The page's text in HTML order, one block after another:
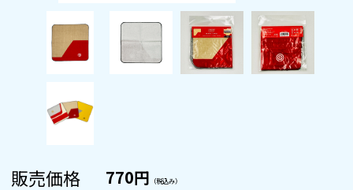
販売価格 770円 （税込み）